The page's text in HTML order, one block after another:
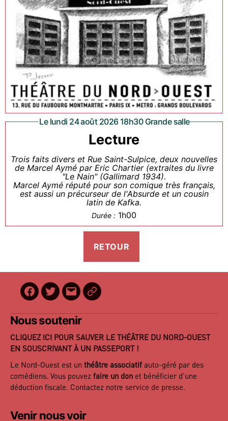
Le lundi 24 août 2026 18h30 Grande salle
Lecture
Trois faits divers et Rue Saint-Sulpice, deux nouvelles
de Marcel Aymé par Eric Chartier (extraites du livre
"Le Nain" (Gallimard 1934).
Marcel Aymé réputé pour son comique très français,
est aussi un précurseur de l'Absurde et un cousin
latin de Kafka.
Durée : 1h00
Facebook
Twitter
E-
mail
BilletReduc
Nous soutenir
CLIQUEZ ICI POUR SAUVER LE THÉÂTRE DU NORD-OUEST
EN SOUSCRIVANT À UN PASSEPORT !
Le Nord-Ouest est un théâtre associatif auto-géré par des
comédiens. Vous pouvez faire un don et bénéficier d’une
déduction fiscale. Contactez notre service de presse.
Venir nous voir